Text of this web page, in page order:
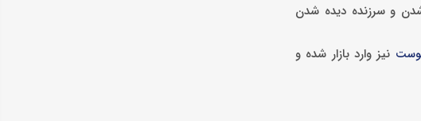
و سرزنده دیده شدن
نیز وارد بازار شده و